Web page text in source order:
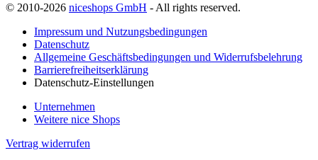
© 2010-2026 niceshops GmbH - All rights reserved.
Impressum und Nutzungsbedingungen
Datenschutz
Allgemeine Geschäftsbedingungen und Widerrufsbelehrung
Barrierefreiheitserklärung
Datenschutz-Einstellungen
Unternehmen
Weitere nice Shops
Vertrag widerrufen